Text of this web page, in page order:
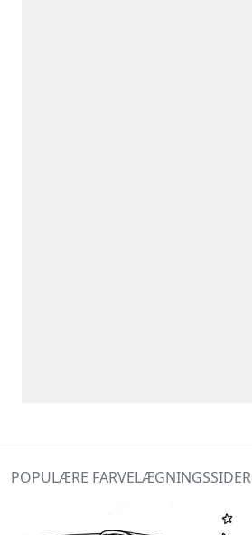
POPULÆRE FARVELÆGNINGSSIDER